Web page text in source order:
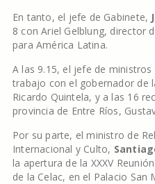
En tanto, el jefe de Gabinete,
8 con Ariel Gelblung, director
para América Latina.
A las 9.15, el jefe de
trabajo con el gobernador de
Ricardo Quintela, y a las 16
provincia de Entre Ríos,
Por su parte, el ministro de
Internacional y Culto,
la apertura de la XXXV
de la Celac, en el Palacio San